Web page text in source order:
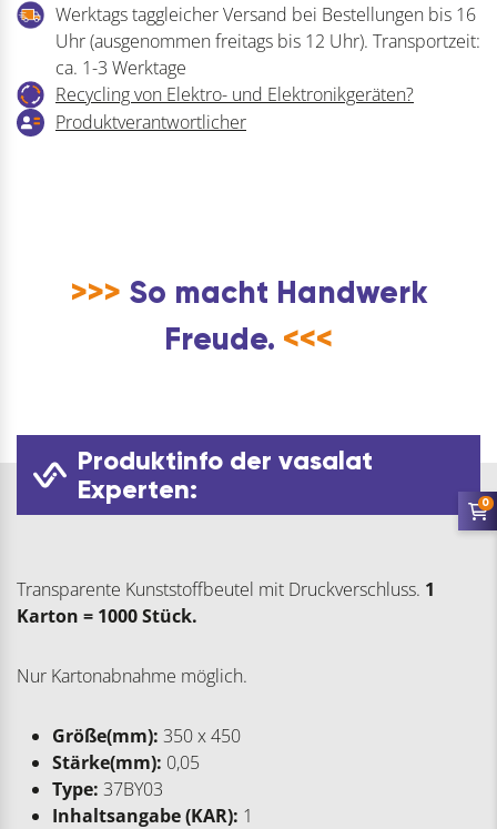
Werktags taggleicher Versand bei Bestellungen bis 16
Uhr (ausgenommen freitags bis 12 Uhr). Transportzeit:
ca. 1-3 Werktage
Recycling von Elektro- und Elektronikgeräten?
Produktverantwortlicher
>>> So macht Handwerk
Freude. <<<
Produktinfo der vasalat
Experten:
Transparente Kunststoffbeutel mit Druckverschluss. 1
Karton = 1000 Stück.
Nur Kartonabnahme möglich.
Größe(mm): 350 x 450
Stärke(mm): 0,05
Type: 37BY03
Inhaltsangabe (KAR): 1
0